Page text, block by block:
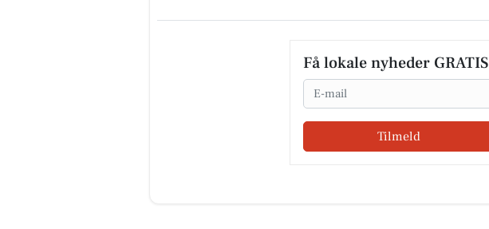
Få lokale nyheder GRATIS
Email
Tilmeld